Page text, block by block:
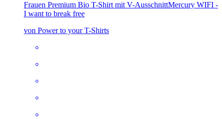
Frauen Premium Bio T-Shirt mit V-AusschnittMercury WIFI -
I want to break free
von Power to your T-Shirts